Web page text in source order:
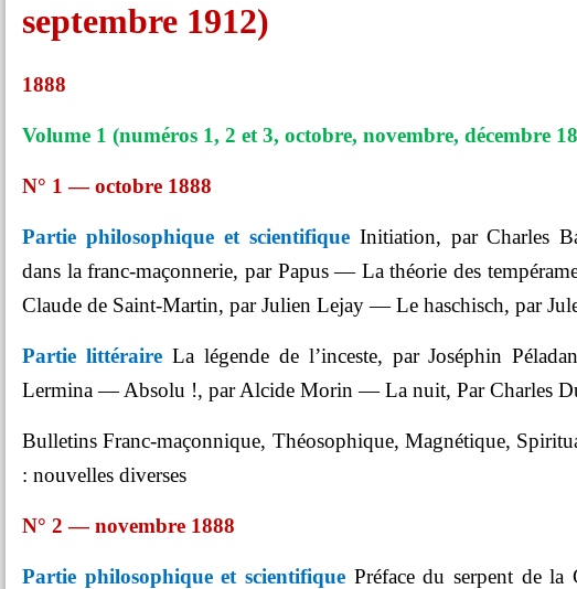
septembre 1912)
1888
Volume 1 (numéros 1, 2 et 3, octobre, novembre, décembre
N° 1 — octobre 1888
Partie philosophique et scientifique Initiation, par Charles
dans la franc-maçonnerie, par Papus — La théorie des
Claude de Saint-Martin, par Julien Lejay — Le haschisch, par
Partie littéraire La légende de l’inceste, par Joséphin
Lermina — Absolu !, par Alcide Morin — La nuit, Par Charles
Bulletins Franc-maçonnique, Théosophique, Magnétique,
: nouvelles diverses
N° 2 — novembre 1888
Partie philosophique et scientifique Préface du serpent de la